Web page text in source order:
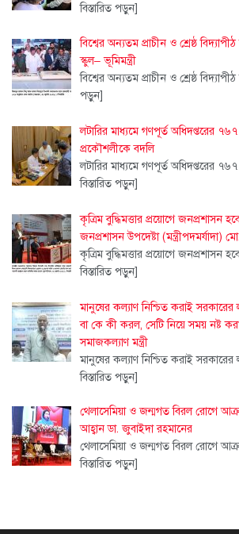
বিস্তারিত পড়ুন]
বিশ্বের অন্যতম প্রাচীন ও শ্রেষ্ঠ
স্কুল– ভূমিমন্ত্রী
বিশ্বের অন্যতম প্রাচীন ও শ্রেষ্ঠ
পড়ুন]
লটারির মাধ্যমে গণপূর্ত অধিদপ্তরের
প্রকৌশলীকে বদলি
লটারির মাধ্যমে গণপূর্ত অধিদপ্তরের
বিস্তারিত পড়ুন]
কৃত্রিম বুদ্ধিমত্তার প্রয়োগে জনপ্রশাসন
জনপ্রশাসন উপদেষ্টা (মন্ত্রীপদমর্যাদা)
কৃত্রিম বুদ্ধিমত্তার প্রয়োগে জনপ্রশাসন
বিস্তারিত পড়ুন]
মানুষের কল্যাণ নিশ্চিত করাই
বা কে কী করল, সেটি নিয়ে সময় নষ্ট
সমাজকল্যাণ মন্ত্রী
মানুষের কল্যাণ নিশ্চিত করাই সরকারের
বিস্তারিত পড়ুন]
থেলাসেমিয়া ও জন্মগত বিরল রোগে
আহ্বান ডা. জুবাইদা রহমানের
থেলাসেমিয়া ও জন্মগত বিরল রোগে
বিস্তারিত পড়ুন]